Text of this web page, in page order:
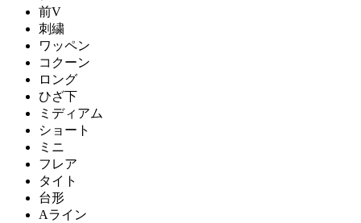
前V
刺繍
ワッペン
コクーン
ロング
ひざ下
ミディアム
ショート
ミニ
フレア
タイト
台形
Aライン